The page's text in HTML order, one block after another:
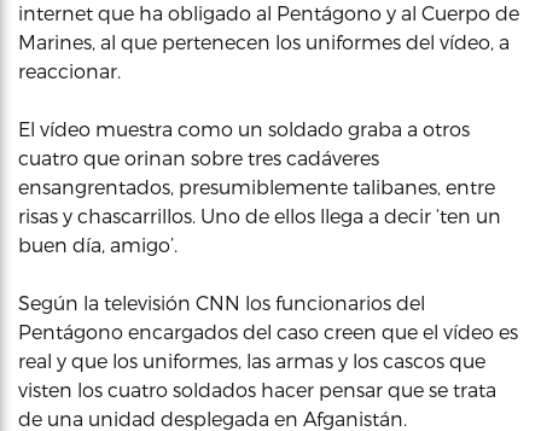
internet que ha obligado al Pentágono y al Cuerpo de
Marines, al que pertenecen los uniformes del vídeo, a
reaccionar.
El vídeo muestra como un soldado graba a otros
cuatro que orinan sobre tres cadáveres
ensangrentados, presumiblemente talibanes, entre
risas y chascarrillos. Uno de ellos llega a decir ‘ten un
buen día, amigo’.
Según la televisión CNN los funcionarios del
Pentágono encargados del caso creen que el vídeo es
real y que los uniformes, las armas y los cascos que
visten los cuatro soldados hacer pensar que se trata
de una unidad desplegada en Afganistán.